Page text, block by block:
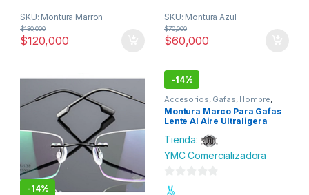
Unidad de medida: Unidad
1 * Montura.
1* Estuche.
Envío Gratis
SKU: Montura Marron
$120,000
$130,000
SKU: Montura Azul
$60,000
$70,000
-14%
-14%
Accesorios Gafas Hombre
Moda
Montura Marco Para Gafas
Lente Al Aire Ultraligera
Tienda:
YMC Comercializadora
0